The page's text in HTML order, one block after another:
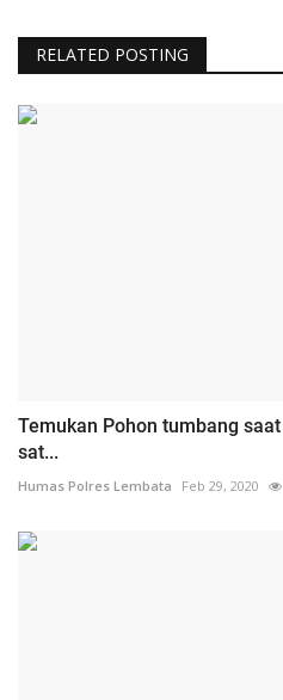
RELATED POSTING
Temukan Pohon tumbang
sat...
Humas Polres Lembata Feb 29, 2020